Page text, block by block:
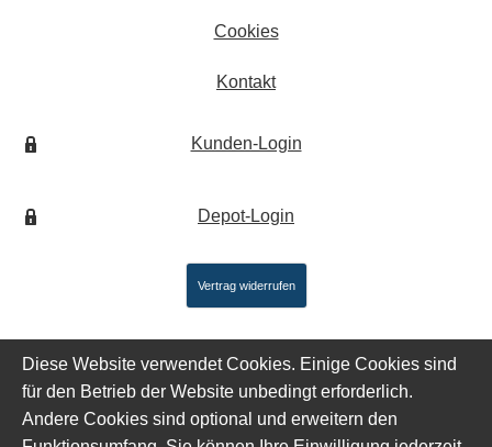
Cookies
Kontakt
Kunden-Login
Depot-Login
Vertrag widerrufen
Diese Website verwendet Cookies. Einige Cookies sind
für den Betrieb der Website unbedingt erforderlich.
Andere Cookies sind optional und erweitern den